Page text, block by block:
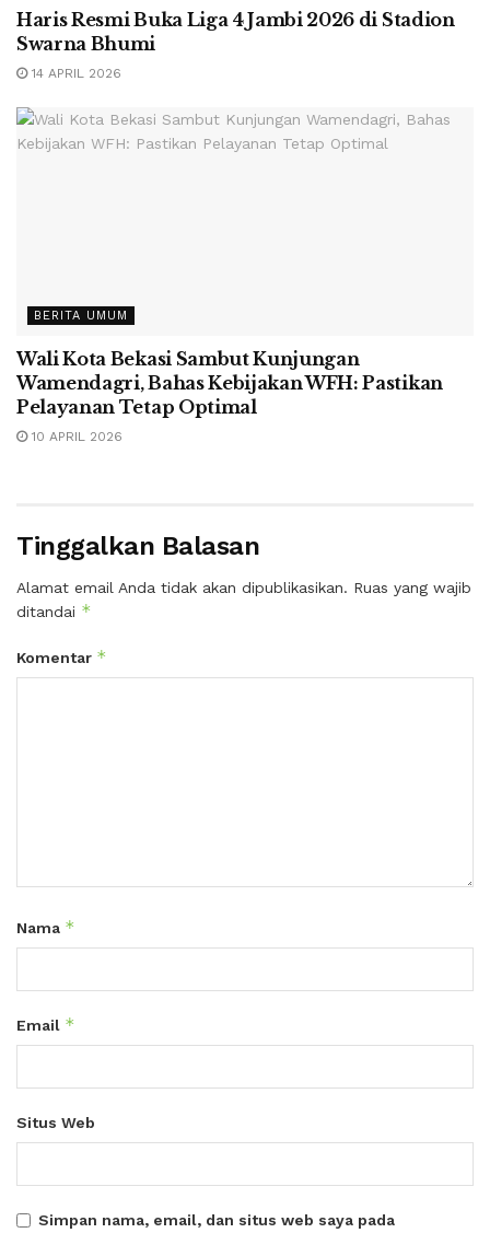
Haris Resmi Buka Liga 4 Jambi 2026 di Stadion
Swarna Bhumi
14 APRIL 2026
BERITA UMUM
Wali Kota Bekasi Sambut Kunjungan
Wamendagri, Bahas Kebijakan WFH: Pastikan
Pelayanan Tetap Optimal
10 APRIL 2026
Tinggalkan Balasan
Alamat email Anda tidak akan dipublikasikan. Ruas yang wajib
ditandai *
Komentar *
Nama *
Email *
Situs Web
Simpan nama, email, dan situs web saya pada